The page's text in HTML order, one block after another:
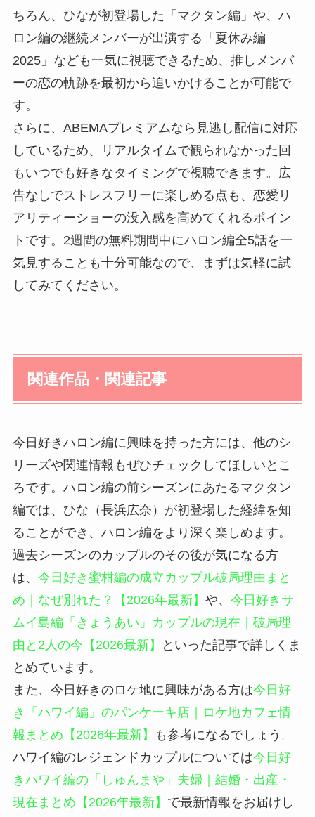
ちろん、ひなが初登場した「マクタン編」や、ハ
ロン編の継続メンバーが出演する「夏休み編
2025」なども一気に視聴できるため、推しメンバ
ーの恋の軌跡を最初から追いかけることが可能で
す。
さらに、ABEMAプレミアムなら見逃し配信に対応
しているため、リアルタイムで観られなかった回
もいつでも好きなタイミングで視聴できます。広
告なしでストレスフリーに楽しめる点も、恋愛リ
アリティーショーの没入感を高めてくれるポイン
トです。2週間の無料期間中にハロン編全5話を一
気見することも十分可能なので、まずは気軽に試
してみてください。
関連作品・関連記事
今日好きハロン編に興味を持った方には、他のシ
リーズや関連情報もぜひチェックしてほしいとこ
ろです。ハロン編の前シーズンにあたるマクタン
編では、ひな（長浜広奈）が初登場した経緯を知
ることができ、ハロン編をより深く楽しめます。
過去シーズンのカップルのその後が気になる方
は、 今日好き蜜柑編の成立カップル破局理由まと
め｜なぜ別れた？【2026年最新】 や、 今日好きサ
ムイ島編「きょうあい」カップルの現在｜破局理
由と2人の今【2026最新】
といった記事で詳しくま
とめています。
また、今日好きのロケ地に興味がある方は今日好
き「ハワイ編」のパンケーキ店｜ロケ地カフェ情
報まとめ【2026年最新】
も参考になるでしょう。
ハワイ編のレジェンドカップルについては今日好
きハワイ編の「しゅんまや」夫婦｜結婚・出産・
現在まとめ【2026年最新】 で最新情報をお届けし